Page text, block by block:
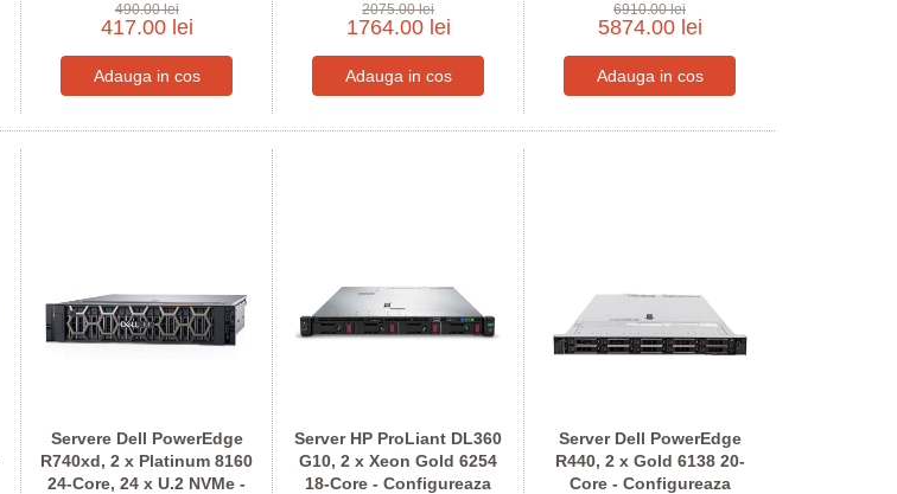
490.00 lei
417.00 lei
comanda
2075.00 lei
1764.00 lei
comanda
6910.00 lei
5874.00 lei
Servere Dell PowerEdge
R740xd, 2 x Platinum 8160
24-Core, 24 x U.2 NVMe -
Server HP ProLiant DL360
G10, 2 x Xeon Gold 6254
18-Core - Configureaza
Server Dell PowerEdge
R440, 2 x Gold 6138 20-
Core - Configureaza